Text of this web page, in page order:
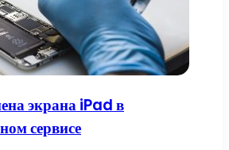
экрана iPad в
сервисе